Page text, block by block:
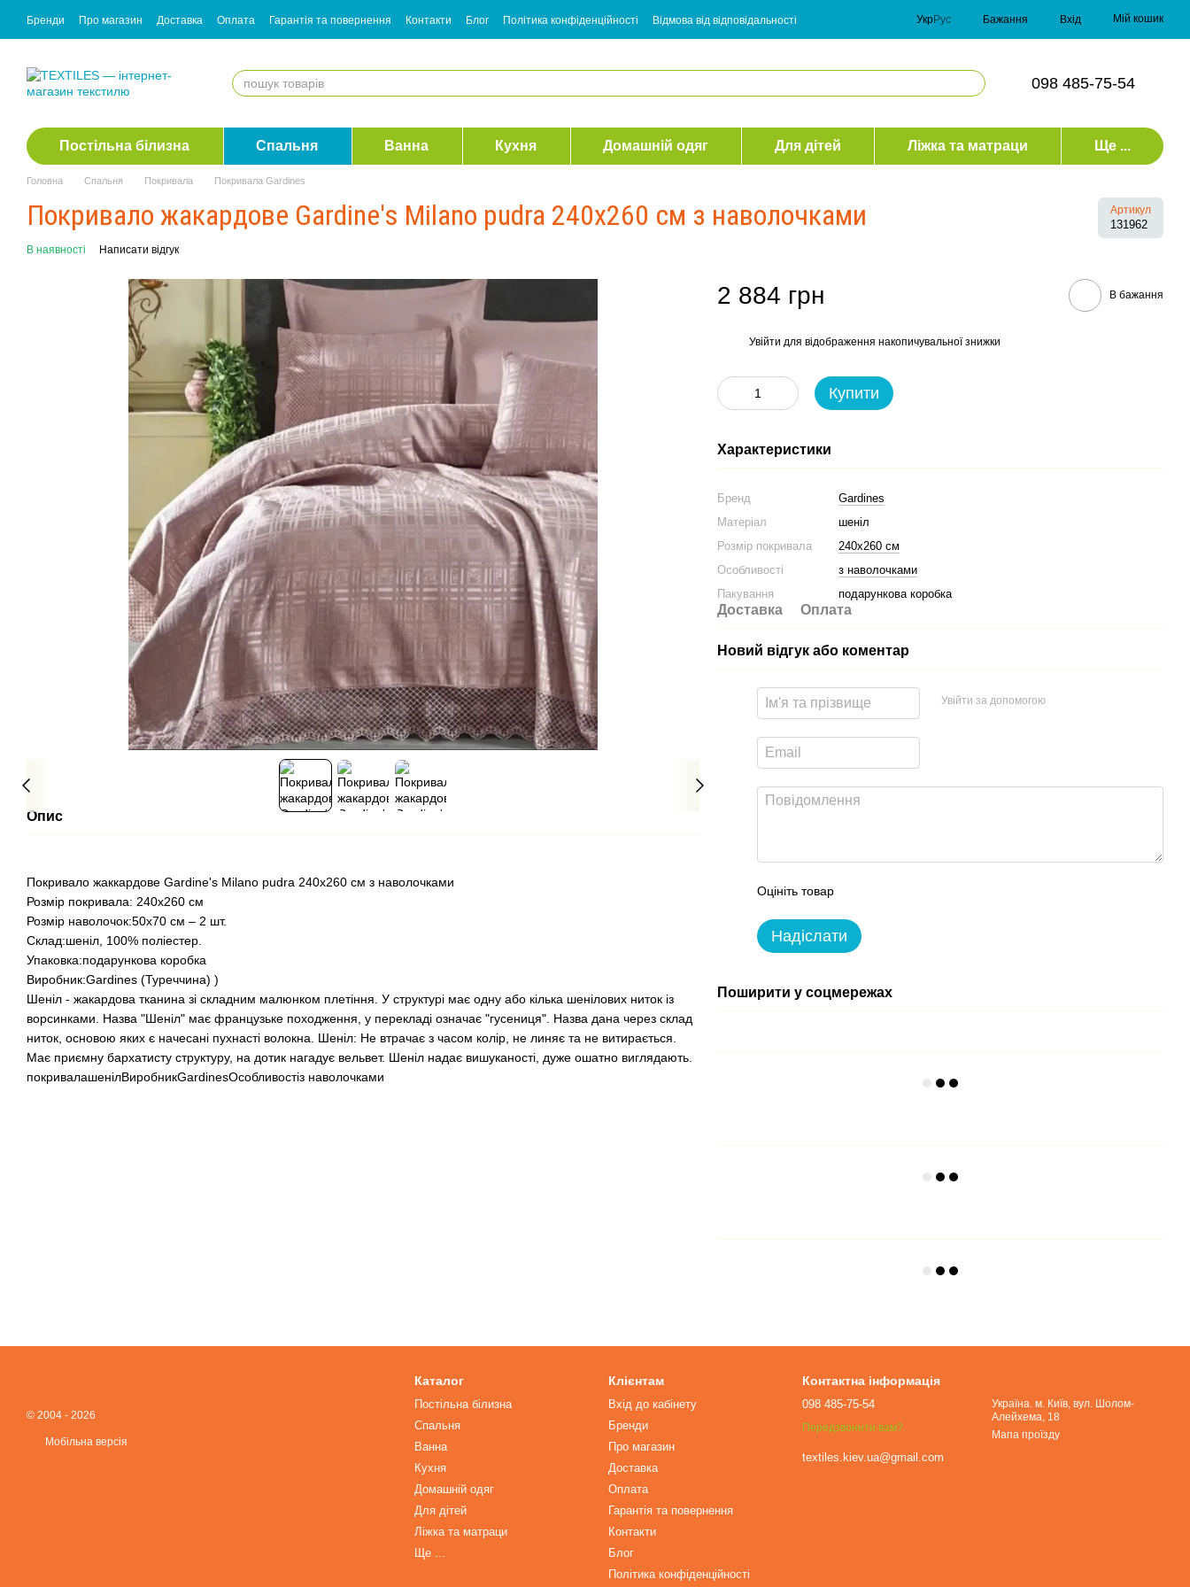
Перейти до основного контенту
Бренди Про магазин Доставка Оплата Гарантія та повернення Контакти Блог Політика конфіденційності
Відмова від відповідальності
Згода з розсилкою
УкрРус Бажання Вхід Мій кошик
098 485-75-54
Постільна білизна Спальня Ванна Кухня Домашній одяг Для дітей Ліжка та матраци Ще ...
Головна Спальня Покривала Покривала Gardines
Покривало жакардове Gardine's Milano pudra 240х260 см з наволочками Артикул
131962
В наявності Написати відгук
Опис
Покривало жаккардове Gardine's Milano pudra 240х260 см з наволочками
Розмір покривала: 240x260 см
Розмір наволочок:50х70 см – 2 шт.
Склад:шеніл, 100% поліестер.
Упаковка:подарункова коробка
Виробник:Gardines (Туреччина) )
Шеніл - жакардова тканина зі складним малюнком плетіння. У структурі має одну або кілька шенілових ниток із
ворсинками. Назва "Шеніл" має французьке походження, у перекладі означає "гусениця". Назва дана через склад
ниток, основою яких є начесані пухнасті волокна. Шеніл: Не втрачає з часом колір, не линяє та не витирається.
Має приємну бархатисту структуру, на дотик нагадує вельвет. Шеніл надає вишуканості, дуже ошатно виглядають.
покривалашенілВиробникGardinesОсобливостіз наволочками
2 884 грн В бажання
Увійти для відображення накопичувальної знижки
Купити
Характеристики
Бренд
Gardines
Матеріал
шеніл
Розмір покривала
240х260 см
Особливості
з наволочками
Пакування
подарункова коробка
Доставка Оплата
Новий відгук або коментар
Увійти за допомогою
Оцініть товар
Надіслати
Поширити у соцмережах
© 2004 - 2026
Мобільна версія
Каталог
Постільна білизна
Спальня
Ванна
Кухня
Домашній одяг
Для дітей
Ліжка та матраци
Ще ...
Клієнтам
Вхід до кабінету
Бренди
Про магазин
Доставка
Оплата
Гарантія та повернення
Контакти
Блог
Політика конфіденційності
Контактна інформація
098 485-75-54
Передзвонити вам?
textiles.kiev.ua@gmail.com
Україна. м. Київ, вул. Шолом-
Алейхема, 18
Мапа проїзду